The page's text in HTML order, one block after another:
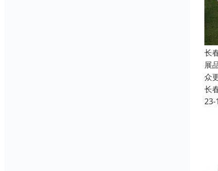
长
展
众
长
23-